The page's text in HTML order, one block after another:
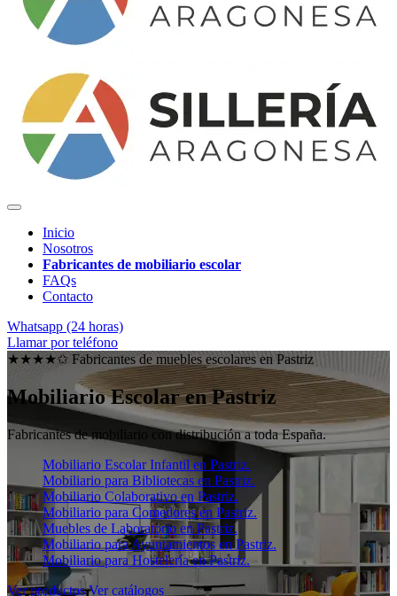
Inicio
Nosotros
Fabricantes de mobiliario escolar
FAQs
Contacto
Whatsapp (24 horas)
Llamar por teléfono
★★★★✩ Fabricantes de muebles escolares en Pastriz
Mobiliario Escolar enPastriz
Fabricantes de mobiliario con distribución a toda España.
Mobiliario Escolar Infantil en Pastriz.
Mobiliario para Bibliotecas en Pastriz.
Mobiliario Colaborativo en Pastriz.
Mobiliario para Comedores en Pastriz.
Muebles de Laboratorio en Pastriz.
Mobiliario para Ayuntamientos en Pastriz.
Mobiliario para Hostelería en Pastriz.
Ver productos Ver catálogos